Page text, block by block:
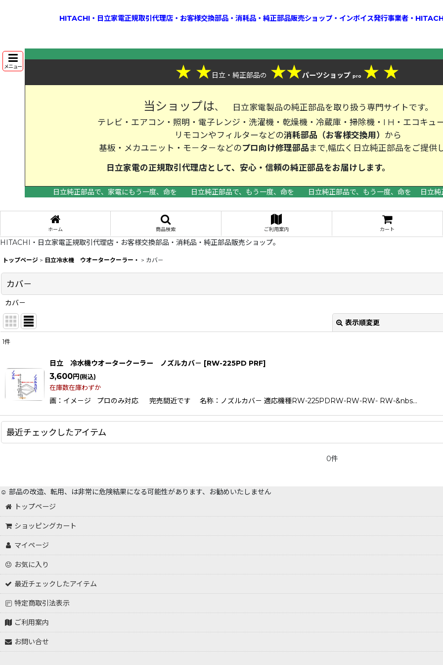
HITACHI・日立家電正規取引代理店・お客様交換部品・消耗品・純正部品販売ショップ・インボイス発行事業者・
メニュー ★ ★日立・純正部品の ★★パーツショップ pro ★ ★
当ショップは、
日立家電製品の純正部品を取り扱う専門サイトです。
テレビ・エアコン・照明・電子レンジ・洗濯機・乾燥機・冷蔵庫・掃除機・I H・エコキュ
リモコンやフィルターなどの消耗部品（お客様交換用） から
基板・メカユニット・モ－タ－などのプロ向け修理部品 まで,幅広く日立純正部品をご提供
日立家電の正規取引代理店として、安心・信頼の純正部品をお届
日立純正部品で、家電にもう一度、命を
日立純正部品で、もう一度、命を 日立純正部品で、もう一度、命を 日立純
ホーム 商品検索 ご利用案内 カート
HITACHI・日立家電正規取引代理店・お客様交換部品・消耗品・純正部品販売ショップ。
トップページ > 日立冷水機 ウオータークーラー・ > カバ－
カバ－
カバ－
表示順変更
在庫あり
並び順
絞り込む
1件
日立 冷水機ウオータークーラー ノズルカバ－ [RW-225PD PRF]
3,600円 (税込)
在庫数在庫わずか
画：イメ－ジ プロのみ対応 完売間近です 名称：ノズルカバ－ 適応機種RW-225PDRW-RW-RW- RW-&nbs…
最近チェックしたアイテム
0件
☺️ 部品の改造、転用、は非常に危険結果になる可能性があります、お勧めいたしません
トップページ
ショッピングカート
マイページ
お気に入り
最近チェックしたアイテム
特定商取引法表示
ご利用案内
お問い合せ